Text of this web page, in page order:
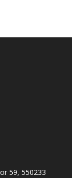
59, 550233